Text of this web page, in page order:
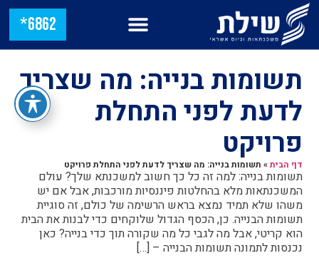
6862*
תשומות בנייה: מה שצריך
לדעת לפני התחלת
פרויקט
דף הבית» תשומות בנייה: מה שצריך לדעת לפני התחלת פרויקט
תשומות בנייה: למה זה כל כך חשוב למשכנתא שלך? עולם
המשכנתאות מלא בהחלטות פיננסיות מורכבות, אבל אם יש
משהו שלא תמיד נמצא בראש הרשימה של כולם, זה סוגיית
תשומות הבנייה. כן, הכסף הגדול שלוקחים כדי לבנות את הבית
הוא קריטי, אבל מה לגבי כל מה שקורה תוך כדי בנייה? כאן
נכנסות לתמונה תשומות הבנייה – […]